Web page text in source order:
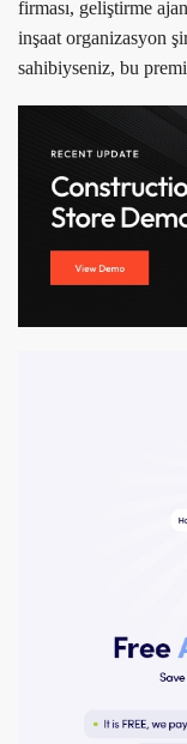
firması, geliştirme
inşaat organizasyon
sahibiyseniz, bu